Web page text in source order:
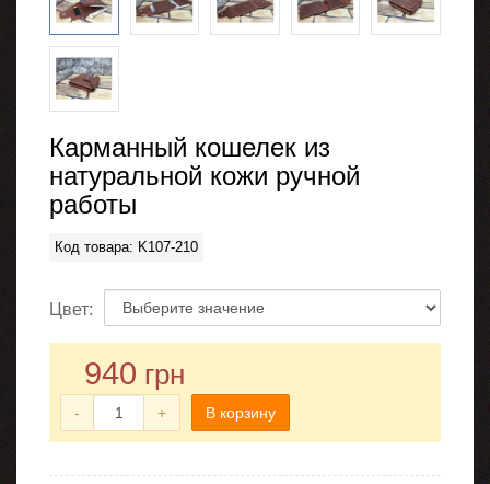
Карманный кошелек из
натуральной кожи ручной
работы
Код товара: K107-210
Цвет:
940 грн
- + В корзину